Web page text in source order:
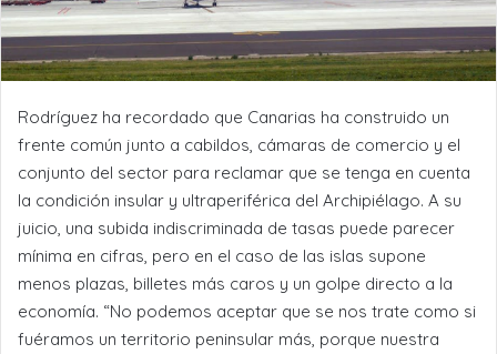
Rodríguez ha recordado que Canarias ha construido un
frente común junto a cabildos, cámaras de comercio y el
conjunto del sector para reclamar que se tenga en cuenta
la condición insular y ultraperiférica del Archipiélago. A su
juicio, una subida indiscriminada de tasas puede parecer
mínima en cifras, pero en el caso de las islas supone
menos plazas, billetes más caros y un golpe directo a la
economía. “No podemos aceptar que se nos trate como si
fuéramos un territorio peninsular más, porque nuestra